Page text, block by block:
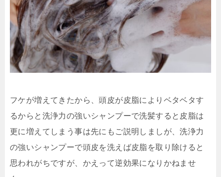
フケが増えてきたから、頭皮が皮脂によりベタベタす
るからと洗浄力の強いシャンプーで洗髪すると皮脂は
更に増えてしまう事は先にもご説明しましが、洗浄力
の強いシャンプーで頭皮を洗えば皮脂を取り除けると
思われがちですが、かえって逆効果になりかねませ